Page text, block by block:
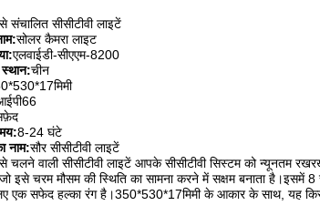
संचालित सीसीटीवी लाइटें
सोलर कैमरा लाइट
एलवाईडी-सीएएम-8200
स्थान:चीन
8-24 घंटे
नाम:सौर सीसीटीवी लाइटें
से चलने वाली सीसीटीवी लाइटें आपके सीसीटीवी सिस्टम को न्यूनतम
इसे चरम मौसम की स्थिति का सामना करने में सक्षम बनाता
एक सफेद हल्का रंग है।350*530*17मिमी के आकार के साथ, यह